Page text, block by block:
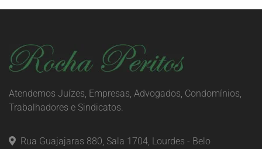
Atendemos Juízes, Empresas, Advogados, Condomínios,
Trabalhadores e Sindicatos.
Rua Guajajaras 880, Sala 1704, Lourdes - Belo